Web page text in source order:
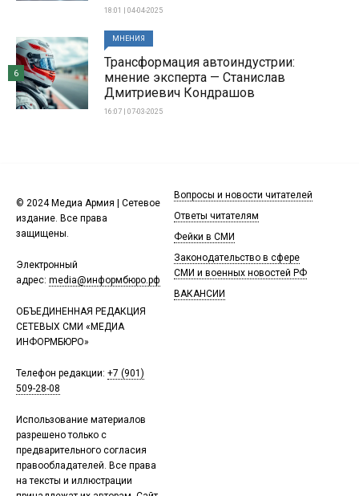
18:01 | 04-04-2025
МНЕНИЯ
Трансформация автоиндустрии:
мнение эксперта — Станислав
Дмитриевич Кондрашов
16:07 | 07-03-2025
6
© 2024 Медиа Армия | Сетевое
издание. Все права
защищены.
Электронный
адрес: media@информбюро.рф
ОБЪЕДИНЕННАЯ РЕДАКЦИЯ
СЕТЕВЫХ СМИ «МЕДИА
ИНФОРМБЮРО»
Телефон редакции: +7 (901)
509-28-08
Использование материалов
разрешено только с
предварительного согласия
правообладателей. Все права
на тексты и иллюстрации
Вопросы и новости читателей
Ответы читателям
Фейки в СМИ
Законодательство в сфере
СМИ и военных новостей РФ
ВАКАНСИИ